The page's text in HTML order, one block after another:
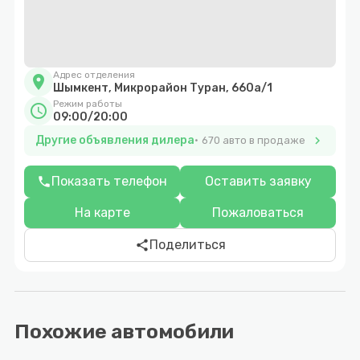
location_on Адрес отделения
Шымкент, Микрорайон Туран, 660а/1
schedule Режим работы
09:00/20:00
Другие объявления дилера
670 авто в продаже chevron_right
phoneПоказать телефон Оставить заявку
На карте Пожаловаться
shareПоделиться
Похожие автомобили